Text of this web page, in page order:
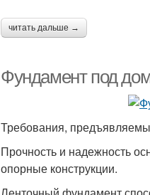
читать дальше →
Фундамент под
Требования,
Прочность и надежность
опорные конструкции.